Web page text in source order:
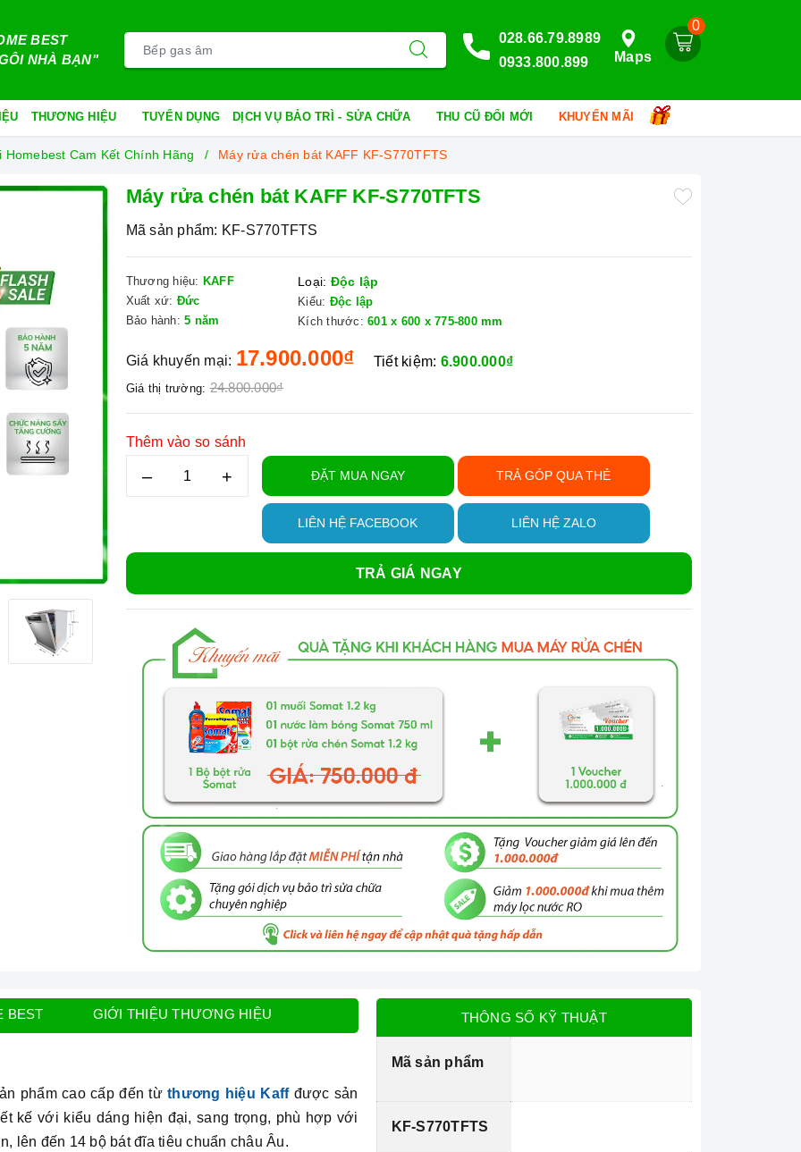
BEST
NHÀ BẠN"
0
Maps
028.66.79.8989
0933.800.899
THƯƠNG HIỆU TUYỂN DỤNG DỊCH VỤ BẢO TRÌ - SỬA CHỮA THU CŨ ĐỔI MỚI KHUYẾN MÃI
Cam Kết Chính Hãng Máy rửa chén bát KAFF KF-S770TFTS
Máy rửa chén bát KAFF KF-S770TFTS
Mã sản phẩm: KF-S770TFTS
Thương hiệu: KAFF
Xuất xứ: Đức
Bảo hành: 5 năm
Loại: Độc lập
Kiểu: Độc lập
Kích thước: 601 x 600 x 775-800 mm
Giá khuyến mại: 17.900.000₫
Giá thị trường: 24.800.000₫
Tiết kiệm: 6.900.000₫
Thêm vào so sánh
– + ĐẶT MUA NGAY TRẢ GÓP QUA THẺ
LIÊN HỆ FACEBOOK LIÊN HỆ ZALO
TRẢ GIÁ NGAY
BEST GIỚI THIỆU THƯƠNG HIỆU
phẩm cao cấp đến từthương hiệu Kaff được sản
kế với kiểu dáng hiện đại, sang trọng, phù hợp với
lên đến 14 bộ bát đĩa tiêu chuẩn châu Âu.
THÔNG SỐ KỸ THUẬT
Mã sản phẩm
KF-S770TFTS